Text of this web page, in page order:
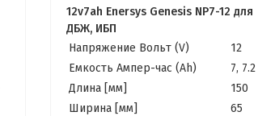
12v7ah Enersys Genesis NP7-12 для
ДБЖ, ИБП
Напряжение Вольт (V)
12
Емкость Ампер-час (Ah)
7, 7.2
Длина [мм]
150
Ширина [мм]
65